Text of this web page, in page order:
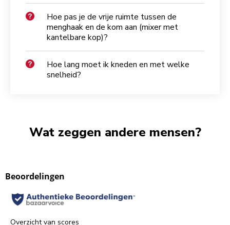
Hoe pas je de vrije ruimte tussen de
menghaak en de kom aan (mixer met
kantelbare kop)?
Hoe lang moet ik kneden en met welke
snelheid?
Wat zeggen andere mensen?